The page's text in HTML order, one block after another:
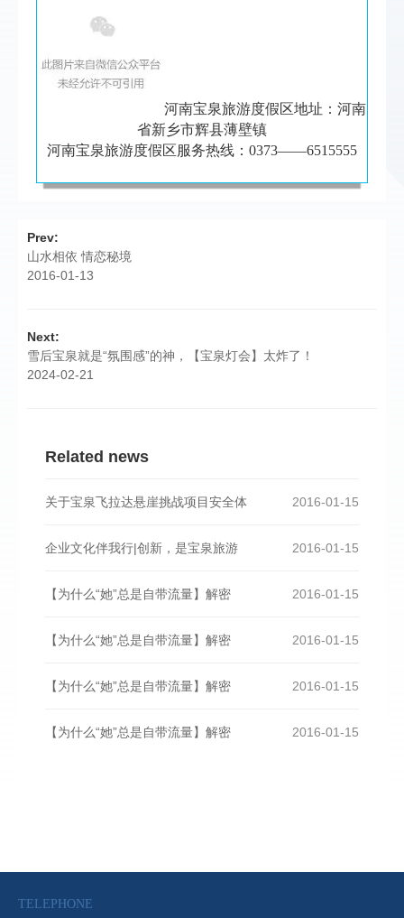
河南宝泉旅游度假区地址：河南
省新乡市辉县薄壁镇
河南宝泉旅游度假区服务热线：0373——6515555
Prev:
山水相依 情恋秘境
2016-01-13
Next:
雪后宝泉就是“氛围感”的神，【宝泉灯会】太炸了！
2024-02-21
Related news
2016-01-15
关于宝泉飞拉达悬崖挑战项目安全体
2016-01-15
企业文化伴我行|创新，是宝泉旅游
2016-01-15
【为什么“她”总是自带流量】解密
2016-01-15
【为什么“她”总是自带流量】解密
2016-01-15
【为什么“她”总是自带流量】解密
2016-01-15
【为什么“她”总是自带流量】解密
TELEPHONE